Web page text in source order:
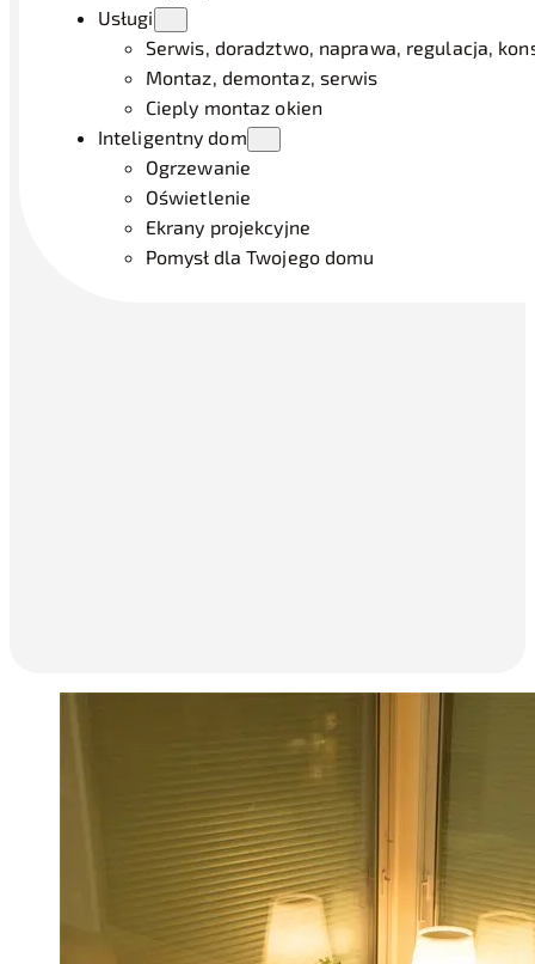
Usługi
Serwis, doradztwo, naprawa, regulacja,
Montaz, demontaz, serwis
Cieply montaz okien
Inteligentny dom
Ogrzewanie
Oświetlenie
Ekrany projekcyjne
Pomysł dla Twojego domu